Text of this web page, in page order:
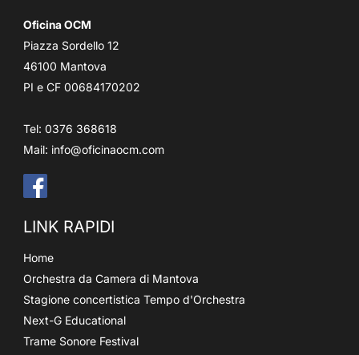
Oficina OCM
Piazza Sordello 12
46100 Mantova
PI e CF 00684170202
Tel: 0376 368618
Mail: info@oficinaocm.com
LINK RAPIDI
Home
Orchestra da Camera di Mantova
Stagione concertistica Tempo d'Orchestra
Next-G Educational
Trame Sonore Festival